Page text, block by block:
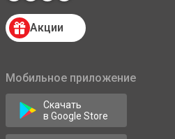
Акции
Мобильное приложение
Скачать
в Google Store